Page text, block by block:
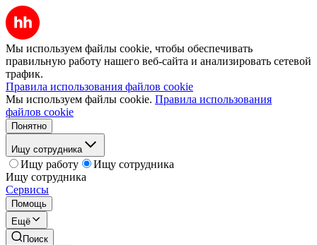
Мы используем файлы cookie, чтобы обеспечивать
правильную работу нашего веб-сайта и анализировать сетевой
трафик.
Правила использования файлов cookie
Мы используем файлы cookie. Правила использования
файлов cookie
Понятно
Ищу сотрудника
Ищу работу
Ищу сотрудника
Ищу сотрудника
Сервисы
Помощь
Ещё
Поиск